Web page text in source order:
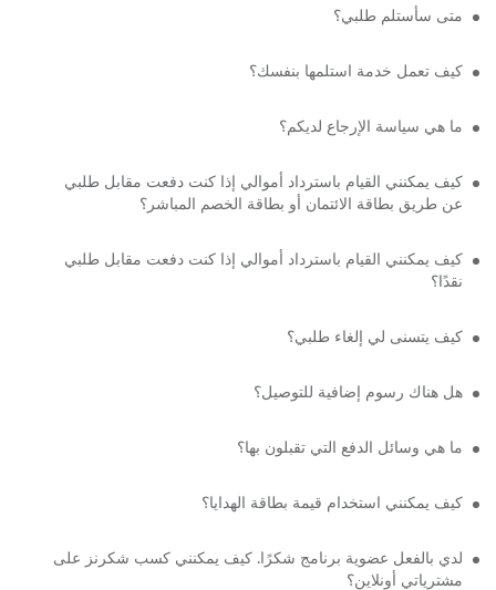
متى سأستلم طلبي؟
كيف تعمل خدمة استلمها بنفسك؟
ما هي سياسة الإرجاع لديكم؟
كيف يمكنني القيام باسترداد أموالي إذا كنت دفعت مقابل طلبي
عن طريق بطاقة الائتمان أو بطاقة الخصم المباشر؟
كيف يمكنني القيام باسترداد أموالي إذا كنت دفعت مقابل طلبي
نقدًا؟
كيف يتسنى لي إلغاء طلبي؟
هل هناك رسوم إضافية للتوصيل؟
ما هي وسائل الدفع التي تقبلون بها؟
كيف يمكنني استخدام قيمة بطاقة الهدايا؟
لدي بالفعل عضوية برنامج شكرًا. كيف يمكنني كسب شكرنز على
مشترياتي أونلاين؟